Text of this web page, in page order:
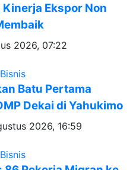
Ekspor Non
2026, 07:22
Batu Pertama
Dekai di Yahukimo
2026, 16:59